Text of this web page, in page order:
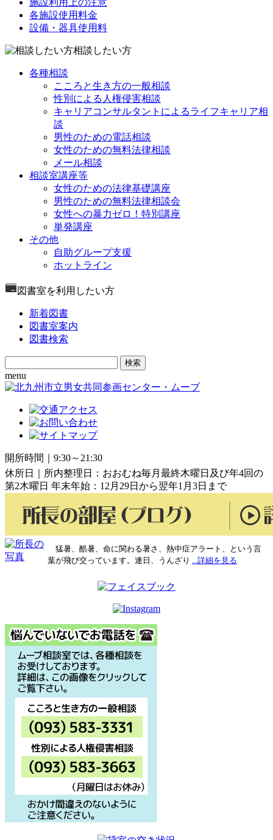
施設利用上の注意
各施設使用料金
設備・器具使用料
相談したい方
各種相談
こころと生き方の一般相談
性別による人権侵害相談
キャリアコンサルタントによるライフキャリア相
談
男性のための電話相談
女性のための無料法律相談
メール相談
相談室講座等
女性のための法律基礎講座
男性のための無料法律相談会
女性への暴力ゼロ！特別講座
単発講座
その他
自助グループ支援
ホットライン
図書室を利用したい方
新着図書
図書室案内
図書検索
Search
for:
menu
開所時間｜9:30～21:30
休所日｜所内整理日：おおむね毎月最終木曜日及び年4回の
第2木曜日 年末年始：12月29日から翌年1月3日まで
猛暑、酷暑、命に関わる暑さ、熱中症アラート、という言
葉が飛び交っています。連日、うんざり ...詳細を見る